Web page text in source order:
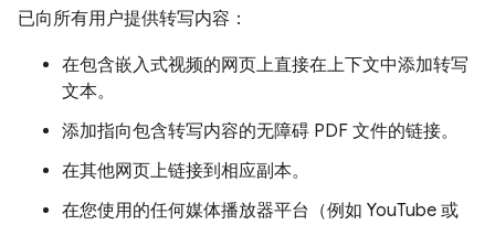
已向所有用户提供转写内容：
在包含嵌入式视频的网页上直接在上下文中添加转写
文本。
添加指向包含转写内容的无障碍 PDF 文件的链接。
在其他网页上链接到相应副本。
在您使用的任何媒体播放器平台（例如 YouTube 或